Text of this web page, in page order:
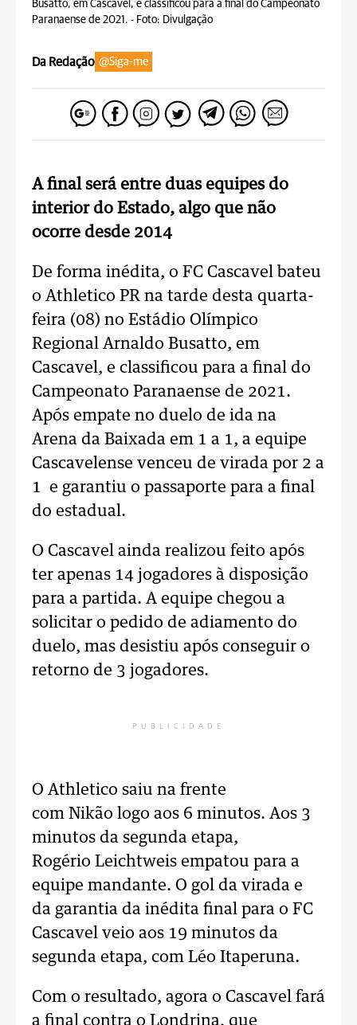
Busatto, em Cascavel, e classificou para a final do Campeonato
Paranaense de 2021. - Foto: Divulgação
Da Redação @Siga-me
A final será entre duas equipes do
interior do Estado, algo que não
ocorre desde 2014
De forma inédita, o FC Cascavel bateu
o Athletico PR na tarde desta quarta-
feira (08) no Estádio Olímpico
Regional Arnaldo Busatto, em
Cascavel, e classificou para a final do
Campeonato Paranaense de 2021.
Após empate no duelo de ida na
Arena da Baixada em 1 a 1, a equipe
Cascavelense venceu de virada por 2 a
1 e garantiu o passaporte para a final
do estadual.
O Cascavel ainda realizou feito após
ter apenas 14 jogadores à disposição
para a partida. A equipe chegou a
solicitar o pedido de adiamento do
duelo, mas desistiu após conseguir o
retorno de 3 jogadores.
PUBLICIDADE
O Athletico saiu na frente
com Nikão logo aos 6 minutos. Aos 3
minutos da segunda etapa,
Rogério Leichtweis empatou para a
equipe mandante. O gol da virada e
da garantia da inédita final para o FC
Cascavel veio aos 19 minutos da
segunda etapa, com Léo Itaperuna.
Com o resultado, agora o Cascavel fará
a final contra o Londrina, que